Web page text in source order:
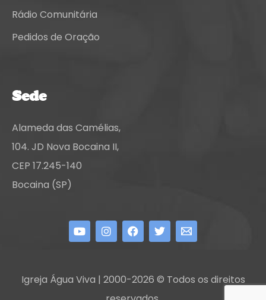
Rádio Comunitária
Pedidos de Oração
Sede
Alameda das Camélias,
104. JD Nova Bocaina II,
CEP 17.245-140
Bocaina (SP)
Igreja Água Viva | 2000-2026 © Todos os direitos